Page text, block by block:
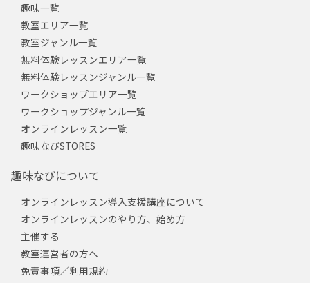
趣味一覧
教室エリア一覧
教室ジャンル一覧
無料体験レッスンエリア一覧
無料体験レッスンジャンル一覧
ワークショップエリア一覧
ワークショップジャンル一覧
オンラインレッスン一覧
趣味なびSTORES
趣味なびについて
オンラインレッスン導入支援講座について
オンラインレッスンのやり方、始め方
主催する
教室運営者の方へ
免責事項／利用規約